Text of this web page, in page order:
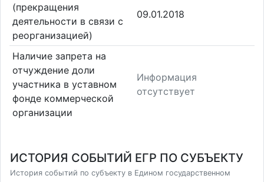
(прекращения
деятельности в связи с
реорганизацией)
09.01.2018
Наличие запрета на
отчуждение доли
участника в уставном
фонде коммерческой
организации
Информация
отсутствует
ИСТОРИЯ СОБЫТИЙ ЕГР ПО СУБЪЕКТУ
История событий по субъекту в Едином государственном